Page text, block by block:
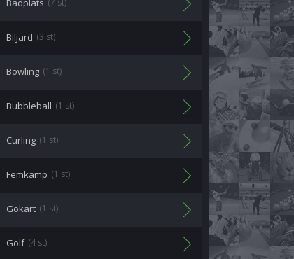
Badplats (7 st)
Biljard (3 st)
Bowling (1 st)
Bubbleball (1 st)
Curling (1 st)
Femkamp (1 st)
Gokart (1 st)
Golf (4 st)